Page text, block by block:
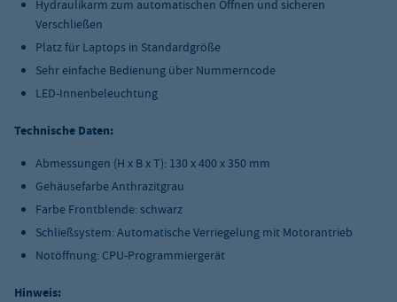
Hydraulikarm zum automatischen Öffnen und sicheren
Verschließen
Platz für Laptops in Standardgröße
Sehr einfache Bedienung über Nummerncode
LED-Innenbeleuchtung
Technische Daten:
Abmessungen (H x B x T): 130 x 400 x 350 mm
Gehäusefarbe Anthrazitgrau
Farbe Frontblende: schwarz
Schließsystem: Automatische Verriegelung mit Motorantrieb
Notöffnung: CPU-Programmiergerät
Hinweis: